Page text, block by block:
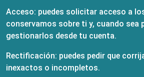
Acceso: puedes solicitar acceso a
conservamos sobre ti y, cuando sea
gestionarlos desde tu cuenta.
Rectificación: puedes pedir que
inexactos o incompletos.